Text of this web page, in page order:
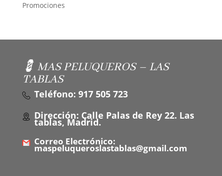
Promociones
💈 MAS PELUQUEROS – LAS
TABLAS
Teléfono: 917 505 723
Dirección: Calle Palas de Rey 22. Las
tablas, Madrid.
Correo Electrónico:
maspeluqueroslastablas@gmail.com